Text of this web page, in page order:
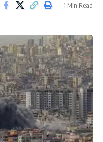
1 Min Read